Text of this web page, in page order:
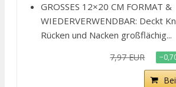
GROSSES 12×20 CM FORMAT &
WIEDERVERWENDBAR: Deckt
Rücken und Nacken großflächig...
7,97 EUR